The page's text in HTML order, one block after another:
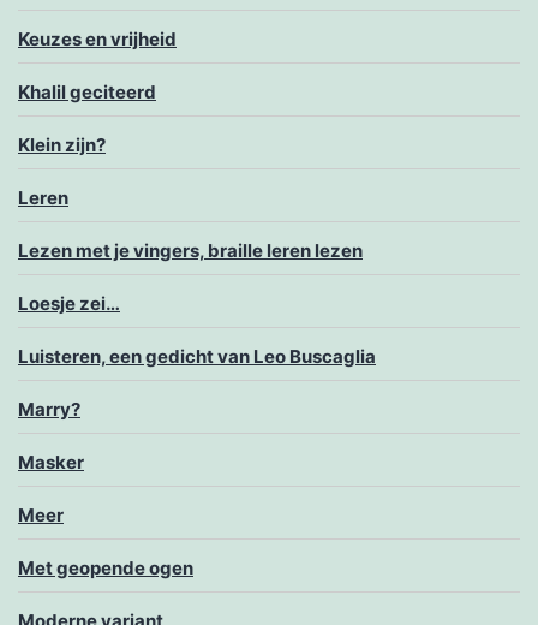
Keuzes en vrijheid
Khalil geciteerd
Klein zijn?
Leren
Lezen met je vingers, braille leren lezen
Loesje zei…
Luisteren, een gedicht van Leo Buscaglia
Marry?
Masker
Meer
Met geopende ogen